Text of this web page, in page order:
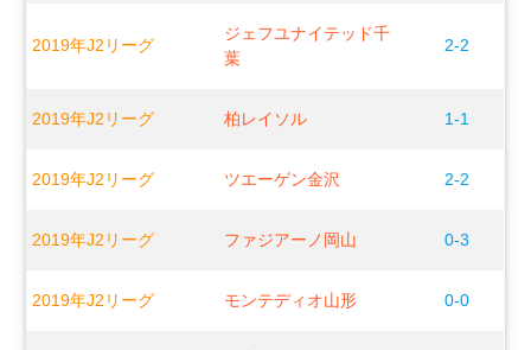
2019年J2リーグ
ジェフユナイテッド千
葉
2-2
2019年J2リーグ 柏レイソル 1-1
2019年J2リーグ ツエーゲン金沢 2-2
2019年J2リーグ ファジアーノ岡山 0-3
2019年J2リーグ モンテディオ山形 0-0